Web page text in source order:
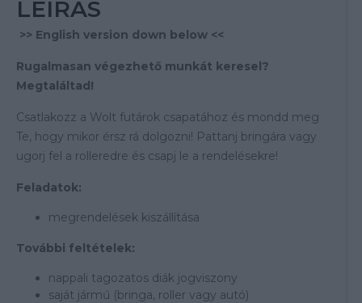
LEÍRÁS
>> English version down below <<
Rugalmasan végezhető munkát keresel?
Megtaláltad!
Csatlakozz a Wolt futárok csapatához és mondd meg
Te, hogy mikor érsz rá dolgozni! Pattanj bringára vagy
ugorj fel a rolleredre és csapj le a rendelésekre!
Feladatok:
megrendelések kiszállítása
További feltételek:
nappali tagozatos diák jogviszony
saját jármű (bringa, roller vagy autó)